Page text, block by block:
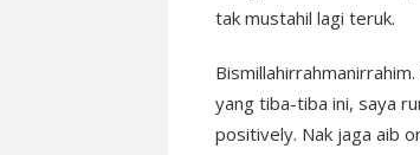
tak mustahil lagi teruk.
yang tiba-tiba ini, saya
positively. Nak jaga aib